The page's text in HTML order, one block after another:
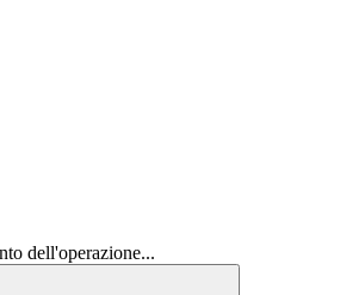
dell'operazione...